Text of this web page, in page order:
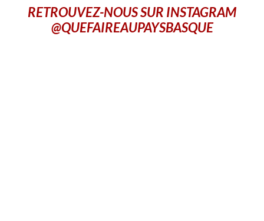
RETROUVEZ-NOUS SUR INSTAGRAM
@QUEFAIREAUPAYSBASQUE